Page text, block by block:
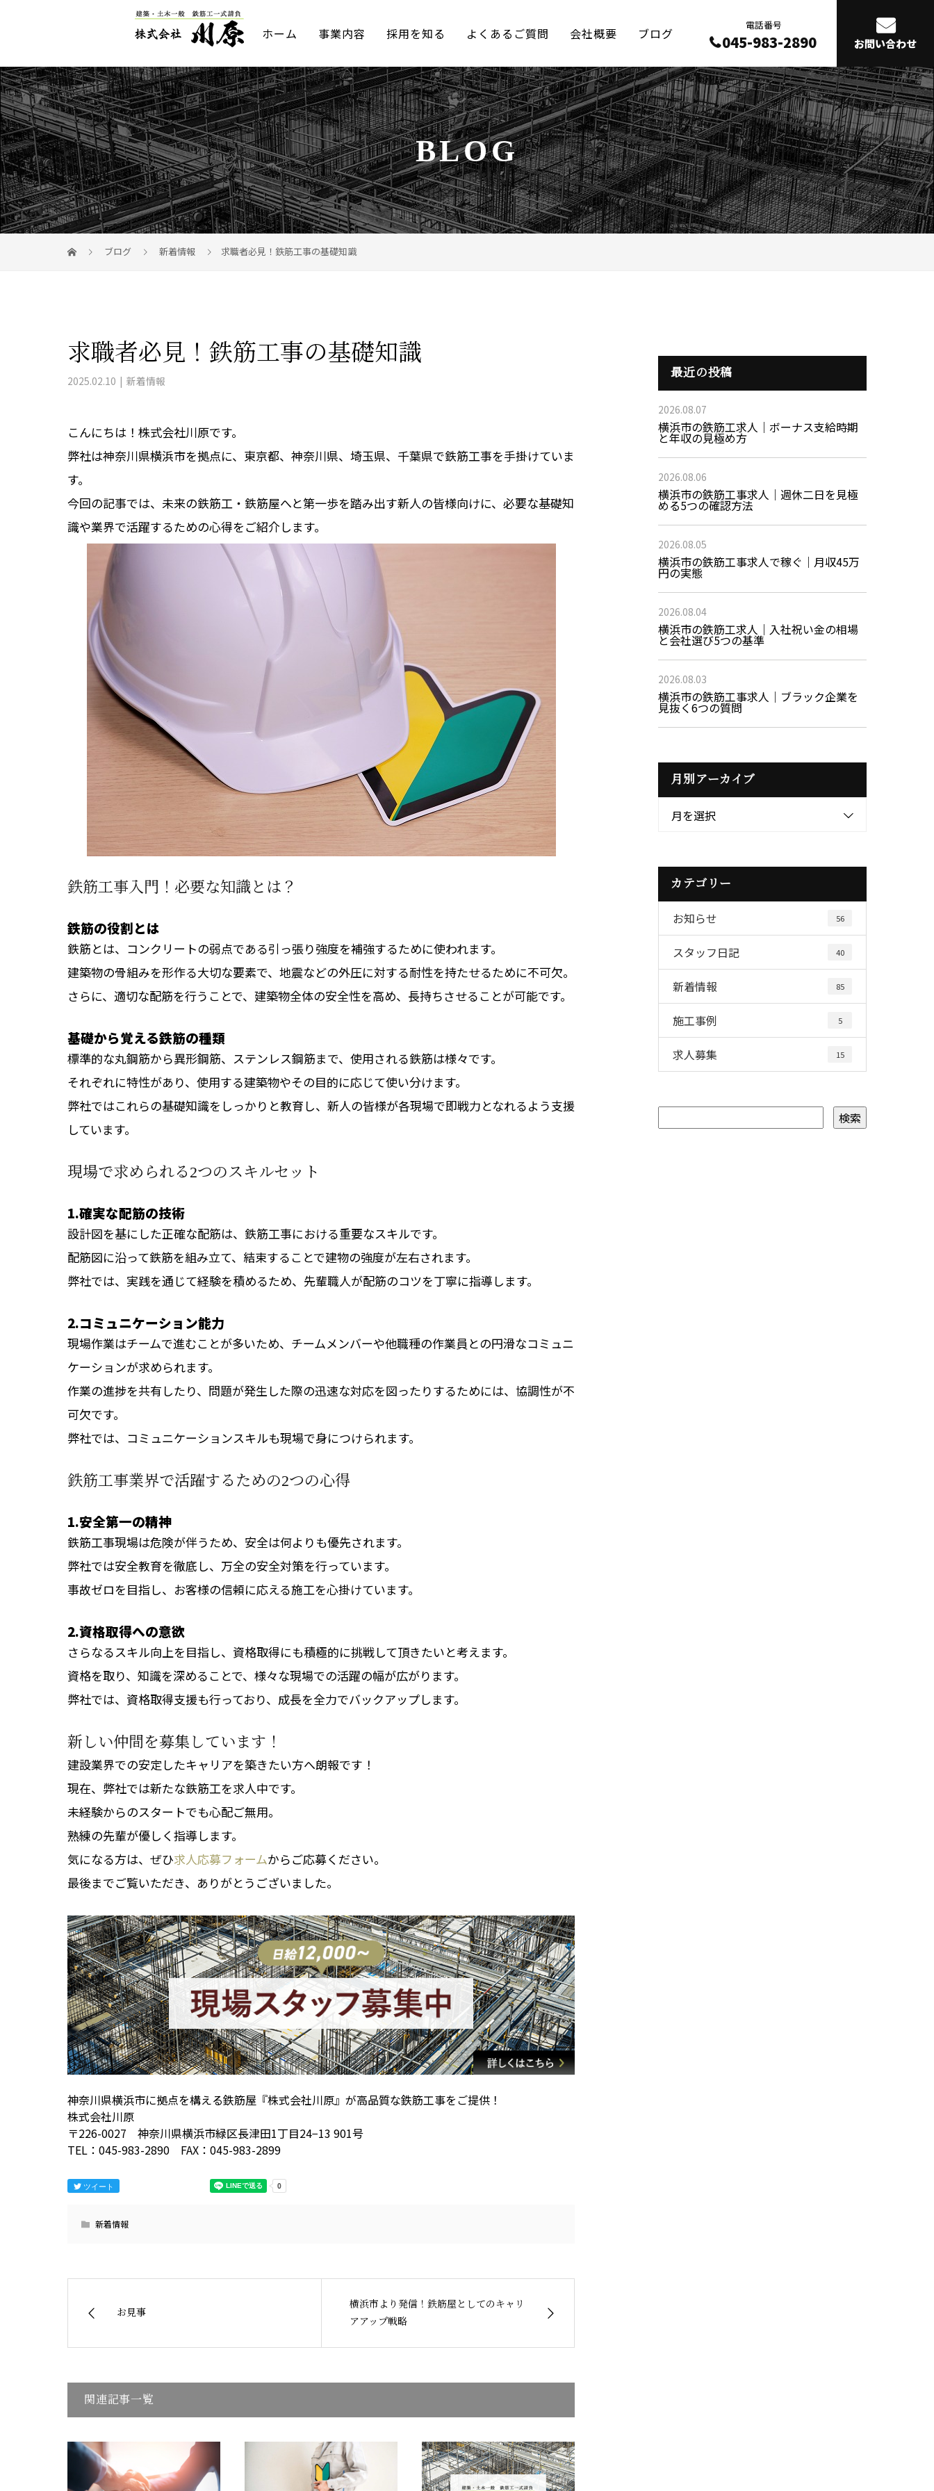
ホーム 事業内容 採用を知る よくあるご質問 会社概要 ブログ 電話番号
045-983-2890 お問い合わせ
BLOG
ブログ 新着情報 求職者必見！鉄筋工事の基礎知識
求職者必見！鉄筋工事の基礎知識
2025.02.10 新着情報
こんにちは！株式会社川原です。
弊社は神奈川県横浜市を拠点に、東京都、神奈川県、埼玉県、千葉県で鉄筋工事を手掛けていま
す。
今回の記事では、未来の鉄筋工・鉄筋屋へと第一歩を踏み出す新人の皆様向けに、必要な基礎知
識や業界で活躍するための心得をご紹介します。
鉄筋工事入門！必要な知識とは？
鉄筋の役割とは
鉄筋とは、コンクリートの弱点である引っ張り強度を補強するために使われます。
建築物の骨組みを形作る大切な要素で、地震などの外圧に対する耐性を持たせるために不可欠。
さらに、適切な配筋を行うことで、建築物全体の安全性を高め、長持ちさせることが可能です。
基礎から覚える鉄筋の種類
標準的な丸鋼筋から異形鋼筋、ステンレス鋼筋まで、使用される鉄筋は様々です。
それぞれに特性があり、使用する建築物やその目的に応じて使い分けます。
弊社ではこれらの基礎知識をしっかりと教育し、新人の皆様が各現場で即戦力となれるよう支援
しています。
現場で求められる2つのスキルセット
1.確実な配筋の技術
設計図を基にした正確な配筋は、鉄筋工事における重要なスキルです。
配筋図に沿って鉄筋を組み立て、結束することで建物の強度が左右されます。
弊社では、実践を通じて経験を積めるため、先輩職人が配筋のコツを丁寧に指導します。
2.コミュニケーション能力
現場作業はチームで進むことが多いため、チームメンバーや他職種の作業員との円滑なコミュニ
ケーションが求められます。
作業の進捗を共有したり、問題が発生した際の迅速な対応を図ったりするためには、協調性が不
可欠です。
弊社では、コミュニケーションスキルも現場で身につけられます。
鉄筋工事業界で活躍するための2つの心得
1.安全第一の精神
鉄筋工事現場は危険が伴うため、安全は何よりも優先されます。
弊社では安全教育を徹底し、万全の安全対策を行っています。
事故ゼロを目指し、お客様の信頼に応える施工を心掛けています。
2.資格取得への意欲
さらなるスキル向上を目指し、資格取得にも積極的に挑戦して頂きたいと考えます。
資格を取り、知識を深めることで、様々な現場での活躍の幅が広がります。
弊社では、資格取得支援も行っており、成長を全力でバックアップします。
新しい仲間を募集しています！
建設業界での安定したキャリアを築きたい方へ朗報です！
現在、弊社では新たな鉄筋工を求人中です。
未経験からのスタートでも心配ご無用。
熟練の先輩が優しく指導します。
気になる方は、ぜひ求人応募フォームからご応募ください。
最後までご覧いただき、ありがとうございました。
神奈川県横浜市に拠点を構える鉄筋屋『株式会社川原』が高品質な鉄筋工事をご提供！
株式会社川原
〒226-0027 神奈川県横浜市緑区長津田1丁目24−13 901号
TEL：045-983-2890 FAX：045-983-2899
ツイート
新着情報
お見事
横浜市より発信！鉄筋屋としてのキャリ
アアップ戦略
関連記事一覧
最近の投稿
2026.08.07
横浜市の鉄筋工求人｜ボーナス支給時期
と年収の見極め方
2026.08.06
横浜市の鉄筋工事求人｜週休二日を見極
める5つの確認方法
2026.08.05
横浜市の鉄筋工事求人で稼ぐ｜月収45万
円の実態
2026.08.04
横浜市の鉄筋工求人｜入社祝い金の相場
と会社選び5つの基準
2026.08.03
横浜市の鉄筋工事求人｜ブラック企業を
見抜く6つの質問
月別アーカイブ
月を選択
カテゴリー
お知らせ 56
スタッフ日記 40
新着情報 85
施工事例 5
求人募集 15